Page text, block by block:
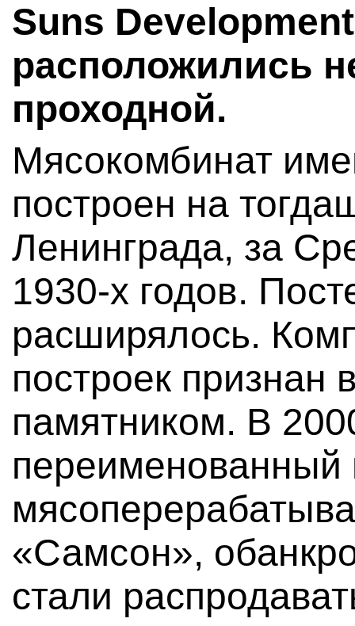
Suns
расположились
проходной.
Мясокомбинат
построен на
Ленинграда, за
1930-х годов.
расширялось.
построек
памятником. В
переименованный
«Самсон»,
стали